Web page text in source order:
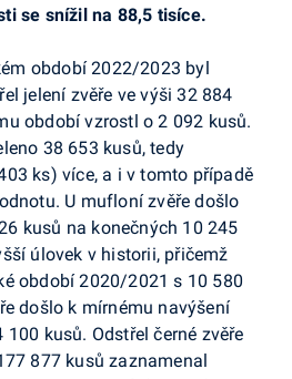
se snížil na 88,5 tisíce.
období 2022/2023 byl
jelení zvěře ve výši 32 884
období vzrostl o 2 092 kusů.
38 653 kusů, tedy
ks) více, a i v tomto případě
U mufloní zvěře došlo
kusů na konečných 10 245
úlovek v historii, přičemž
období 2020/2021 s 10 580
došlo k mírnému navýšení
100 kusů. Odstřel černé zvěře
877 kusů zaznamenal